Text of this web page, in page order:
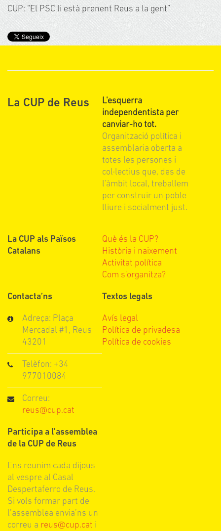
CUP: “El PSC li està prenent Reus a la gent”
La CUP de Reus
L'esquerra
independentista per
canviar-ho tot.
Organització política i
assemblaria oberta a
totes les persones i
col·lectius que, des de
l'àmbit local, treballem
per construir un poble
lliure i socialment just.
La CUP als Països
Catalans
Què és la CUP?
Història i naixement
Activitat política
Com s'organitza?
Contacta’ns
Adreça: Plaça
Mercadal #1, Reus
43201
Telèfon: +34
977010084
Correu:
reus@cup.cat
Participa a l’assemblea
de la CUP de Reus
Ens reunim cada dijous
al vespre al Casal
Despertaferro de Reus.
Si vols formar part de
l’assemblea envia’ns un
correu a reus@cup.cat i
Textos legals
Avís legal
Política de privadesa
Política de cookies